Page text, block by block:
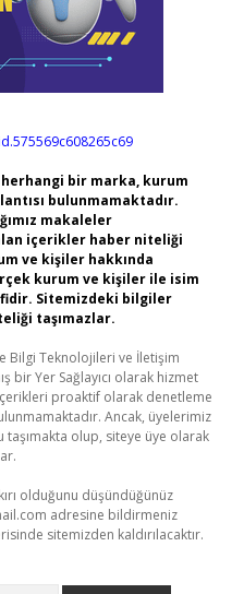
bir marka, kurum
bulunmamaktadır.
makaleler
içerikler haber niteliği
ve kişiler hakkında
kurum ve kişiler ile isim
Sitemizdeki bilgiler
taşımazlar.
Bilgi Teknolojileri ve İletişim
bir Yer Sağlayıcı olarak hizmet
proaktif olarak denetleme
Ancak, üyelerimiz
taşımakta olup, siteye üye olarak
olduğunu düşündüğünüz
adresine bildirmeniz
sitemizden kaldırılacaktır.